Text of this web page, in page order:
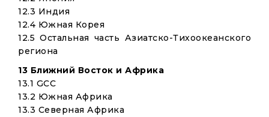
12.3 Индия
12.4 Южная Корея
12.5 Остальная часть Азиатско-Тихоокеанского
региона
13 Ближний Восток и Африка
13.1 GCC
13.2 Южная Африка
13.3 Северная Африка